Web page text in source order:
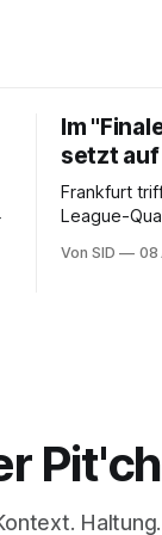
Im
setzt
Frankfurt
League-
Play-offs
Von SID 08
Pit'ch
Haltung.